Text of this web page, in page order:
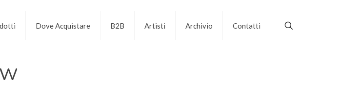
Dove Acquistare B2B Artisti Archivio Contatti